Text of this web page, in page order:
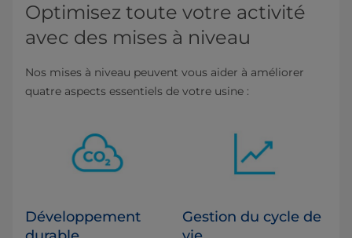
Optimisez toute votre activité
avec des mises à niveau
Nos mises à niveau peuvent vous aider à améliorer
quatre aspects essentiels de votre usine :
Développement
Gestion du cycle de